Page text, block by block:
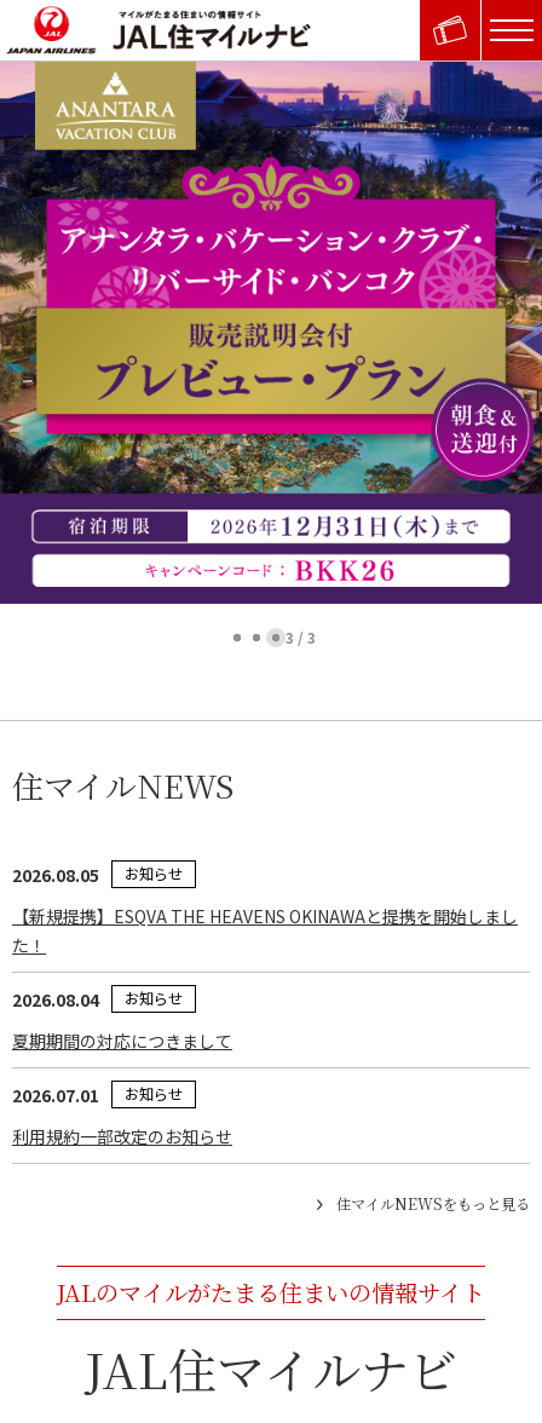
1 / 3
住マイルNEWS
2026.08.05 お知らせ
【新規提携】ESQVA THE HEAVENS OKINAWAと提携を開始しまし
た！
2026.08.04 お知らせ
夏期期間の対応につきまして
2026.07.01 お知らせ
利用規約一部改定のお知らせ
住マイルNEWSをもっと見る
JALのマイルがたまる住まいの情報サイト
JAL住マイルナビ